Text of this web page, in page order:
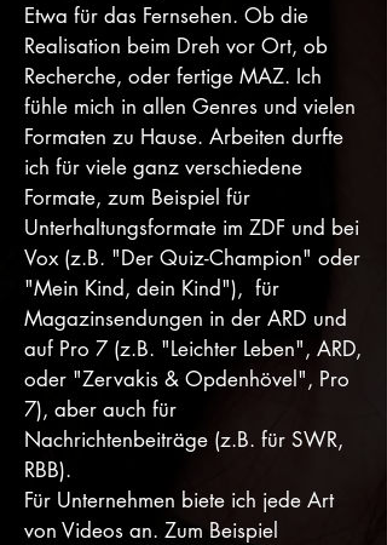
Etwa für das Fernsehen. Ob die
Realisation beim Dreh vor Ort, ob
Recherche, oder fertige MAZ. Ich
fühle mich in allen Genres und vielen
Formaten zu Hause. Arbeiten durfte
ich für viele ganz verschiedene
Formate, zum Beispiel für
Unterhaltungsformate im ZDF und bei
Vox (z.B. "Der Quiz-Champion" oder
"Mein Kind, dein Kind"), für
Magazinsendungen in der ARD und
auf Pro 7 (z.B. "Leichter Leben", ARD,
oder "Zervakis & Opdenhövel", Pro
7), aber auch für
Nachrichtenbeiträge (z.B. für SWR,
RBB).
Für Unternehmen biete ich jede Art
von Videos an. Zum Beispiel